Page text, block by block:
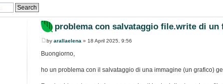
problema con salvataggio file.write di
byarallaelena » 18 April 2025, 9:56
Buongiorno,
ho un problema con il salvataggio di una immagine (un grafico)